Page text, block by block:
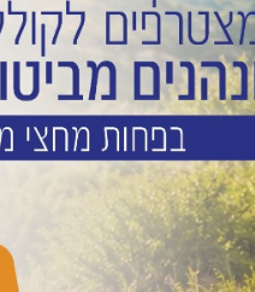
שפת הים?
האם מותר לערוך
טיול רגלי בשבת?
אני מדריכת טיולים
במקצועי האם מותר
לי להדריך טיול באזור
אילת?
יש לבנות טיול